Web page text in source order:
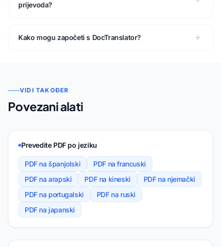
prijevoda?
Kako mogu započeti s DocTranslator?
VIDI TAKOĐER
Povezani alati
Prevedite PDF po jeziku
PDF na španjolski
PDF na francuski
PDF na arapski
PDF na kineski
PDF na njemački
PDF na portugalski
PDF na ruski
PDF na japanski